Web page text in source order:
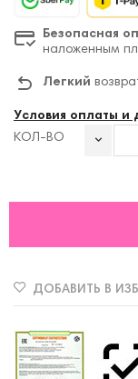
Безопасная
наложенным
Легкий
Условия оплаты и
КОЛ-ВО
ДОБАВИТЬ В